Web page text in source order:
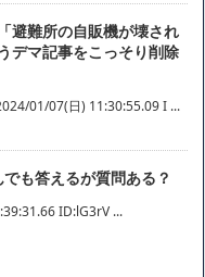
避難所の自販機が壊され
デマ記事をこっそり削除
01/07(日) 11:30:55.09 I ...
も答えるが質問ある？
ID:lG3rV ...